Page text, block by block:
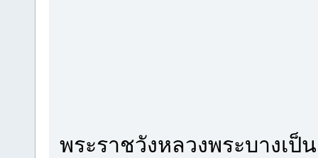
พระราชวังหลวงพระบางเ